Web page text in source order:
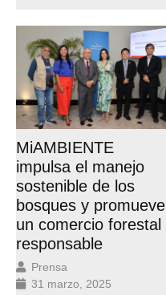
MiAMBIENTE
impulsa el manejo
sostenible de los
bosques y promueve
un comercio forestal
responsable
Prensa
31 marzo, 2025